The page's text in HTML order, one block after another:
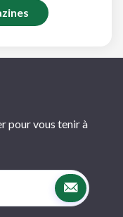
pour vous tenir à